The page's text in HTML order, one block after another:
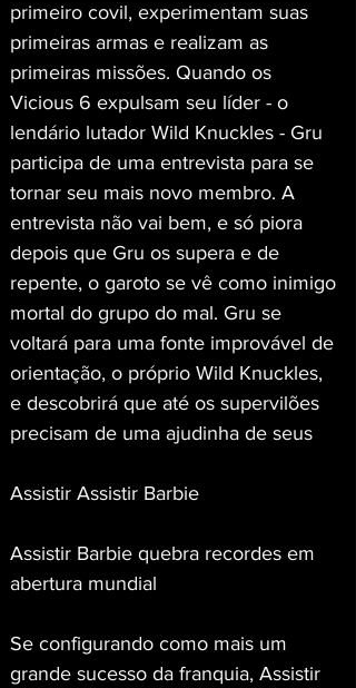
primeiro covil, experimentam suas
primeiras armas e realizam as
primeiras missões. Quando os
Vicious 6 expulsam seu líder - o
lendário lutador Wild Knuckles - Gru
participa de uma entrevista para se
tornar seu mais novo membro. A
entrevista não vai bem, e só piora
depois que Gru os supera e de
repente, o garoto se vê como inimigo
mortal do grupo do mal. Gru se
voltará para uma fonte improvável de
orientação, o próprio Wild Knuckles,
e descobrirá que até os supervilões
precisam de uma ajudinha de seus
Assistir Assistir Barbie
Assistir Barbie quebra recordes em
abertura mundial
Se configurando como mais um
grande sucesso da franquia, Assistir